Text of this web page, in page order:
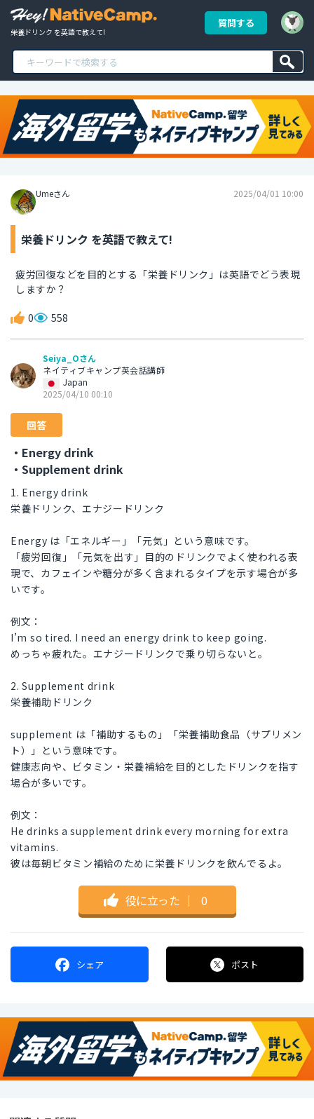
栄養ドリンク を英語で教えて!
質問する
Umeさん 2025/04/01 10:00
栄養ドリンク を英語で教えて!
疲労回復などを目的とする「栄養ドリンク」は英語でどう表現
しますか？
0 558
Seiya_Oさん
ネイティブキャンプ英会話講師
Japan
2025/04/10 00:10
回答
・Energy drink
・Supplement drink
1. Energy drink
栄養ドリンク、エナジードリンク
Energy は「エネルギー」「元気」という意味です。
「疲労回復」「元気を出す」目的のドリンクでよく使われる表
現で、カフェインや糖分が多く含まれるタイプを示す場合が多
いです。
例文：
I’m so tired. I need an energy drink to keep going.
めっちゃ疲れた。エナジードリンクで乗り切らないと。
2. Supplement drink
栄養補助ドリンク
supplement は「補助するもの」「栄養補助食品（サプリメン
ト）」という意味です。
健康志向や、ビタミン・栄養補給を目的としたドリンクを指す
場合が多いです。
例文：
He drinks a supplement drink every morning for extra
vitamins.
彼は毎朝ビタミン補給のために栄養ドリンクを飲んでるよ。
役に立った ｜ 0
シェア ポスト